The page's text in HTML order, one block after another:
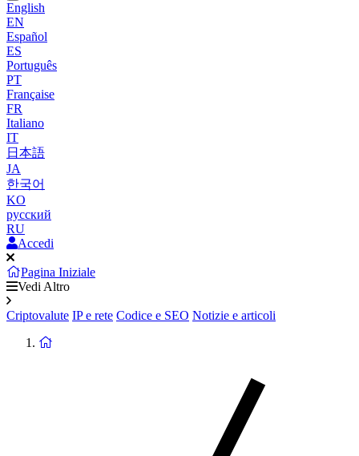
English
EN
Español
ES
Português
PT
Française
FR
Italiano
IT
日本語
JA
한국어
KO
русский
RU
Accedi
Pagina Iniziale
Vedi Altro
Criptovalute IP e rete Codice e SEO Notizie e articoli